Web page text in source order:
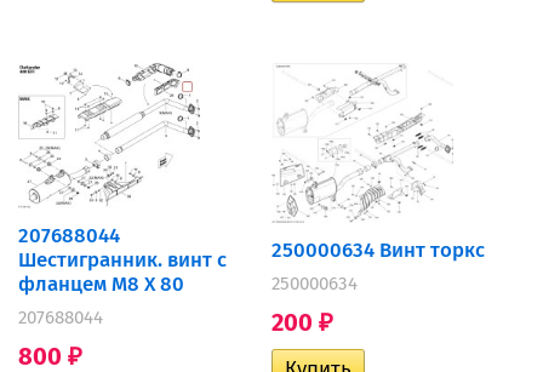
207688044
Шестигранник. винт с
фланцем M8 X 80
207688044
800 ₽
250000634 Винт торкс
250000634
200 ₽